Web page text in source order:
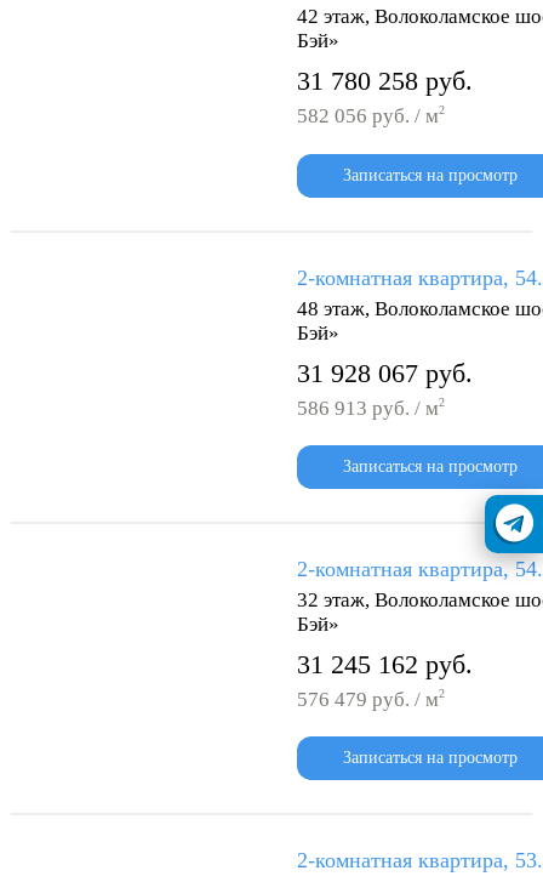
42 этаж, Волоколамское
Бэй»
31 780 258 руб.
582 056 руб. / м2
Записаться на просмотр
2-комнатная квартира,
48 этаж, Волоколамское
Бэй»
31 928 067 руб.
586 913 руб. / м2
Записаться на просмотр
2-комнатная квартира,
32 этаж, Волоколамское
Бэй»
31 245 162 руб.
576 479 руб. / м2
Записаться на просмотр
2-комнатная квартира,